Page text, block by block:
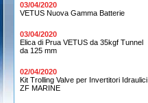
03/04/2020
VETUS Nuova Gamma Batterie
03/04/2020
Elica di Prua VETUS da 35kgf Tunnel
da 125 mm
02/04/2020
Kit Trolling Valve per Invertitori Idraulici
ZF MARINE